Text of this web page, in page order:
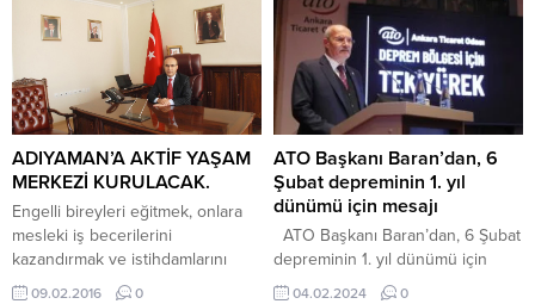
ADIYAMAN’A AKTİF YAŞAM
MERKEZİ KURULACAK.
Engelli bireyleri eğitmek, onlara
mesleki iş becerilerini
kazandırmak ve istihdamlarını
sağlayarak günlük hayata
09.02.2016 0
ATO Başkanı Baran’dan, 6
Şubat depreminin 1. yıl
dünümü için mesajı
ATO Başkanı Baran’dan, 6 Şubat
depreminin 1. yıl dünümü için
mesajı ATO Başkanı Gürsel
04.02.2024 0